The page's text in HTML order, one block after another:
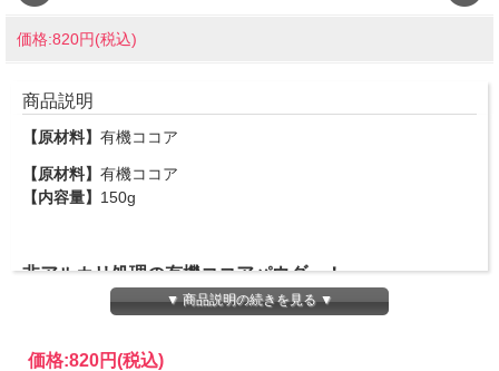
価格:820円(税込)
商品説明
【原材料】 有機ココア
【原材料】 有機ココア
【内容量】 150g
非アルカリ処理の有機ココアパウダー！
非アルカリ処理のココアパウダーは色味が薄く薄い茶色、自然な
▼ 商品説明の続きを見る ▼
価格:820円(税込)